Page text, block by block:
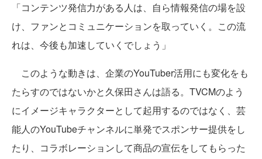
「コンテンツ発信力がある人は、自ら情報発信の場を設
け、ファンとコミュニケーションを取っていく。この流
れは、今後も加速していくでしょう」
このような動きは、企業のYouTuber活用にも変化をも
たらすのではないかと久保田さんは語る。TVCMのよう
にイメージキャラクターとして起用するのではなく、芸
能人のYouTubeチャンネルに単発でスポンサー提供をし
たり、コラボレーションして商品の宣伝をしてもらった